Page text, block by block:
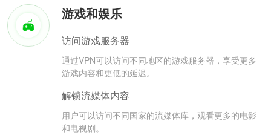
游戏和娱乐
访问游戏服务器
通过VPN可以访问不同地区的游戏服务器，享受更多
游戏内容和更低的延迟。
解锁流媒体内容
用户可以访问不同国家的流媒体库，观看更多的电影
和电视剧。